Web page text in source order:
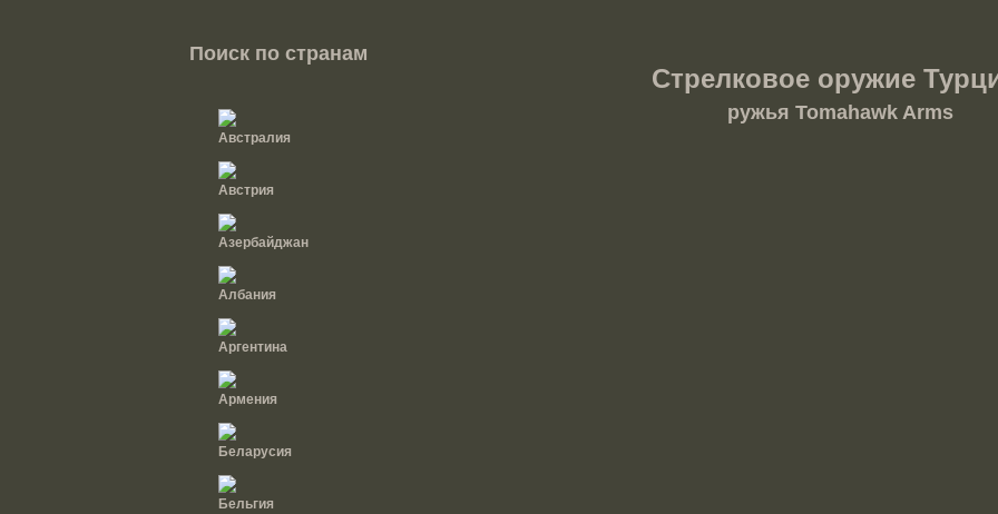
Поиск по странам
Австралия
Австрия
Азербайджан
Албания
Аргентина
Армения
Беларусия
Бельгия
Стрелковое оружие
ружья Tomahawk Arms